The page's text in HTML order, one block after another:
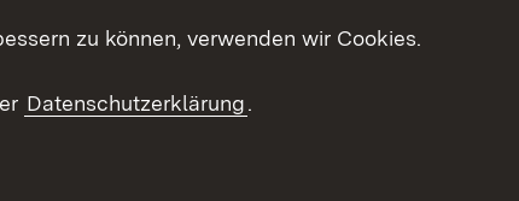
Kontakt
zu können, verwenden wir Cookies.
Datenschutzerklärung.